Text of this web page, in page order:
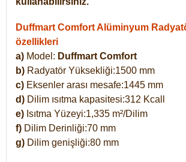
Duffmart Comfort Alüminyum
özellikleri
a) Model: Duffmart Comfort
b) Radyatör Yüksekliği:1500 mm
c) Eksenler arası mesafe:1445 mm
d) Dilim ısıtma kapasitesi:312 Kcall
e) Isıtma Yüzeyi:1,335 m²/Dilim
f) Dilim Derinliği:70 mm
g) Dilim genişliği:80 mm